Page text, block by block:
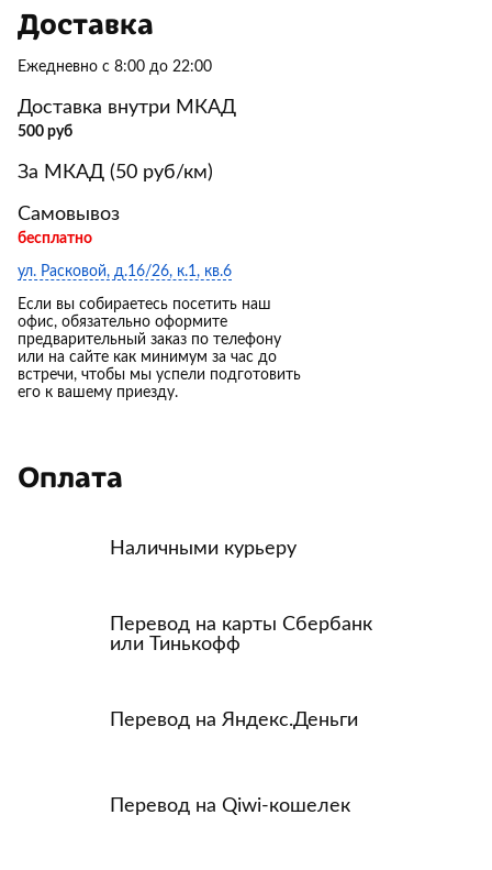
Доставка
Ежедневно с 8:00 до 22:00
Доставка внутри МКАД
500 руб
За МКАД (50 руб/км)
Самовывоз
бесплатно
ул. Расковой, д.16/26, к.1, кв.6
Если вы собираетесь посетить наш
офис, обязательно оформите
предварительный заказ по телефону
или на сайте как минимум за час до
встречи, чтобы мы успели подготовить
его к вашему приезду.
Оплата
Наличными курьеру
Перевод на карты Сбербанк
или Тинькофф
Перевод на Яндекс.Деньги
Перевод на Qiwi-кошелек